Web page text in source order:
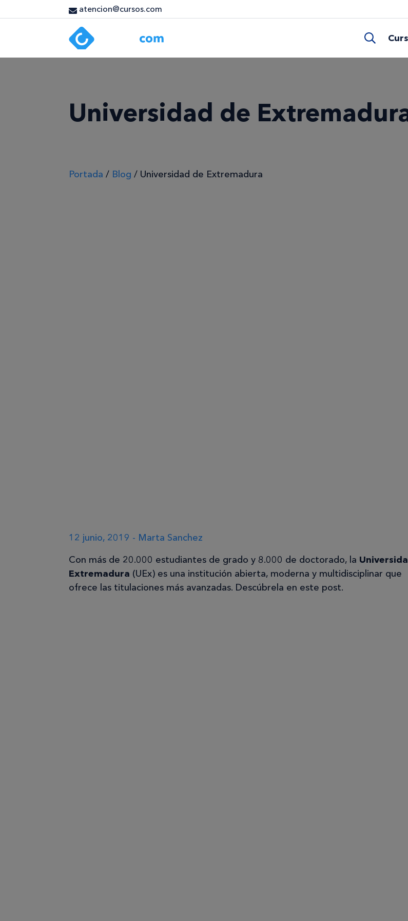
atencion@cursos.com
Universidad de
Portada / Blog / Universidad de Extremadura
12 junio, 2019 - Marta Sanchez
Con más de 20.000 estudiantes de grado y 8.000 de doctorado, la
Extremadura (UEx) es una institución abierta, moderna y multidisciplinar que
ofrece las titulaciones más avanzadas. Descúbrela en este post.